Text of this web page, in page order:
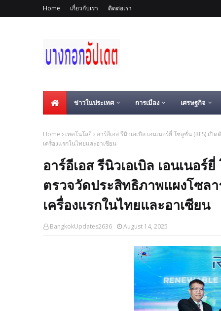
Home เกี่ยวกับเรา ติดต่อเรา
ข่าวในประเทศ การเมือง เศรษฐกิจ
Home เทคโนโลยี
อาร์อีเอส รีนิวเอเบิล เอนเนอร์ยี่ โซลูชั่น (RES) เ
เครื่องแรกในไทยและอาเซียน
อาร์อีเอส รีนิวเอเบิล เอนเนอร์
ตรวจวัดประสิทธิภาพแผงโซล
เครื่องแรกในไทยและอาเซียน
BangkokUpdates2636 August 14, 2025